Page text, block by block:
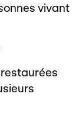
vivant